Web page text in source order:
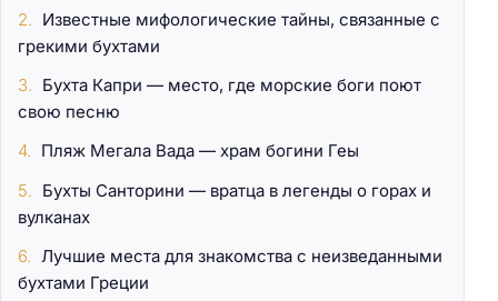
Известные мифологические тайны, связанные с
грекими бухтами
Бухта Капри — место, где морские боги поют
свою песню
Пляж Мегала Вада — храм богини Геы
Бухты Санторини — вратца в легенды о горах и
вулканах
Лучшие места для знакомства с неизведанными
бухтами Греции